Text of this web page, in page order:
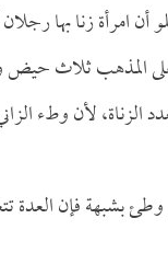
أن امرأة زنا بها رجلان
المذهب ثلاث حيض
الزناة، لأن وطء
بشبهة فإن العدة